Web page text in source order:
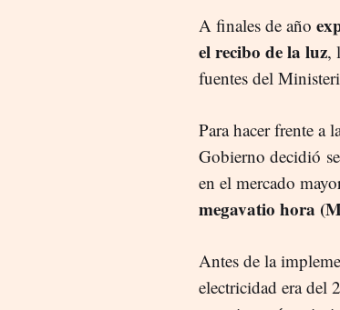
A finales de año
el recibo de la luz,
fuentes del
Para hacer frente a
Gobierno decidió
en el mercado
megavatio hora
Antes de la
electricidad era del